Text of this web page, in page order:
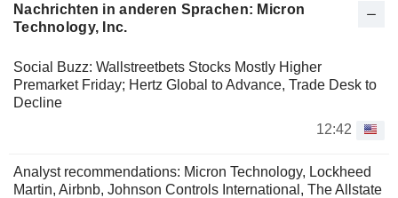
Nachrichten in anderen Sprachen: Micron
Technology, Inc.
Social Buzz: Wallstreetbets Stocks Mostly Higher
Premarket Friday; Hertz Global to Advance, Trade Desk to
Decline
12:42
Analyst recommendations: Micron Technology, Lockheed
Martin, Airbnb, Johnson Controls International, The Allstate